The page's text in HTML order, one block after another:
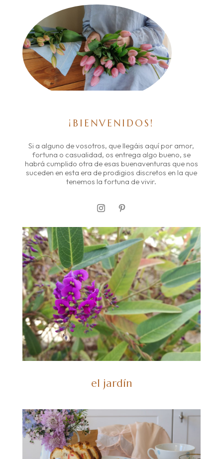
¡BIENVENIDOS!
Si a alguno de vosotros, que llegáis aquí por amor,
fortuna o casualidad, os entrega algo bueno, se
habrá cumplido otra de esas buenaventuras que nos
suceden en esta era de prodigios discretos en la que
tenemos la fortuna de vivir.
el jardín